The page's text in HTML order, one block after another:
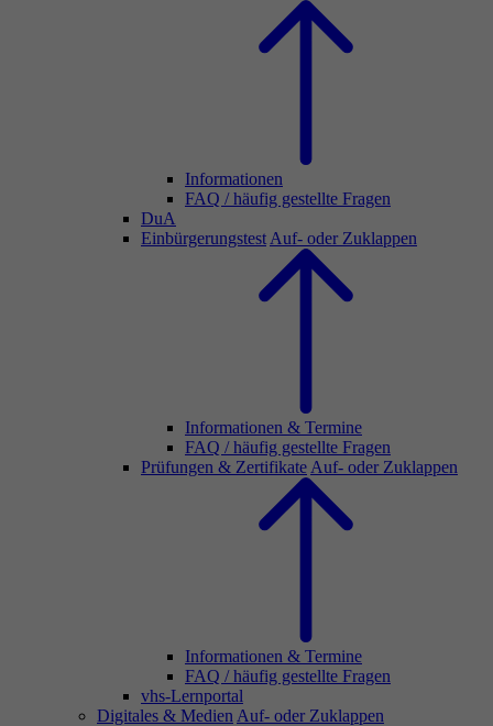
Informationen
FAQ / häufig gestellte Fragen
DuA
Einbürgerungstest Auf- oder Zuklappen
Informationen & Termine
FAQ / häufig gestellte Fragen
Prüfungen & Zertifikate Auf- oder Zuklappen
Informationen & Termine
FAQ / häufig gestellte Fragen
vhs-Lernportal
Digitales & Medien Auf- oder Zuklappen